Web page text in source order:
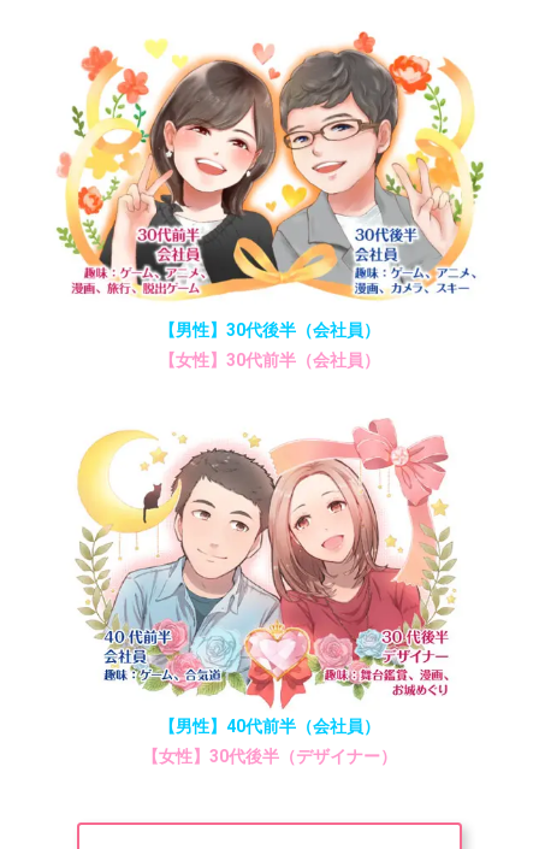
【男性】30代後半（会社員）
【女性】30代前半（会社員）
【男性】40代前半（会社員）
【女性】30代後半（デザイナー）